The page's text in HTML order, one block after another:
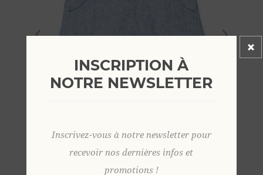
INSCRIPTION À
NOTRE NEWSLETTER
Inscrivez-vous à notre newsletter pour
recevoir nos dernières infos et
promotions !